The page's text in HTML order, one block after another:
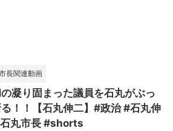
長関連動画
凝り固まった議員を石丸がぶっ
！！【石丸伸二】#政治 #石丸伸
丸市長 #shorts